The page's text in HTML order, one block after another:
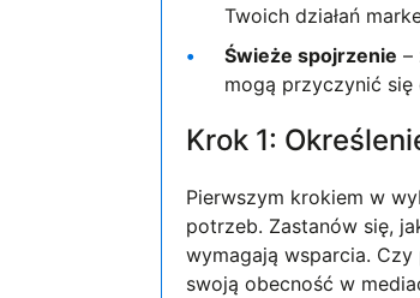
Twoich działań
Świeże spojrzenie –
mogą przyczynić
Krok 1:
Pierwszym krokiem w
potrzeb. Zastanów się,
wymagają wsparcia.
swoją obecność w